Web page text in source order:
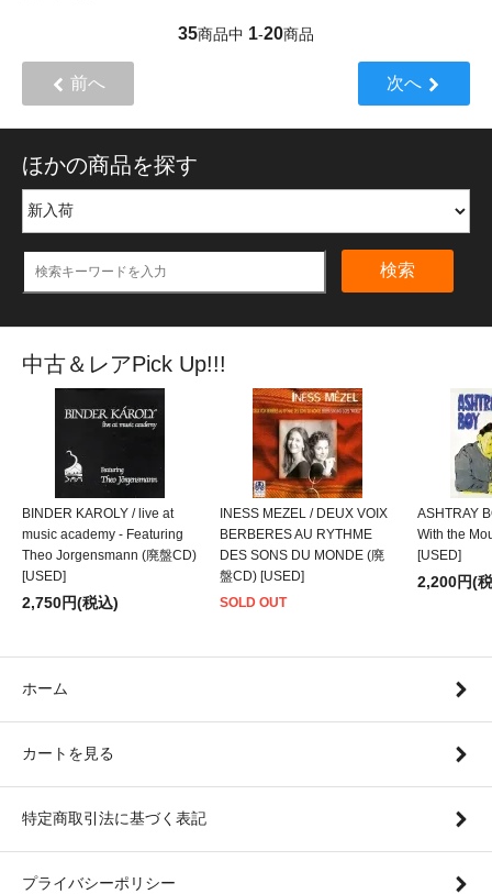
35商品中 1-20商品
前へ 次へ
ほかの商品を探す
検索
中古＆レアPick Up!!!
BINDER KAROLY / live at
music academy - Featuring
Theo Jorgensmann (廃盤CD)
[USED]
2,750円(税込)
INESS MEZEL / DEUX VOIX
BERBERES AU RYTHME
DES SONS DU MONDE (廃
盤CD) [USED]
SOLD OUT
ASHTRAY
With the
[USED]
2,200円(
ホーム
カートを見る
特定商取引法に基づく表記
プライバシーポリシー